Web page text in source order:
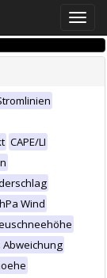
Toggle
CAPE/LI
Wind
Abweichung